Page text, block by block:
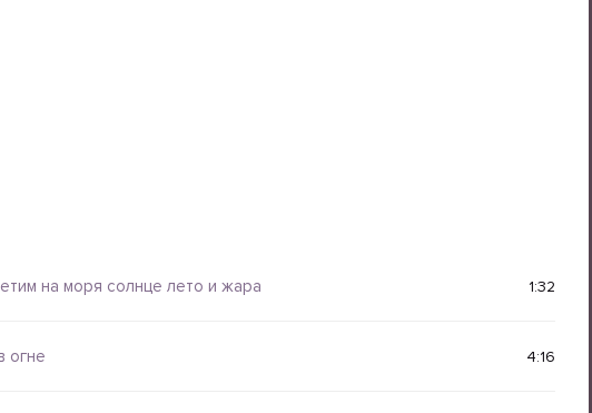
на моря солнце лето и жара 1:32
огне 4:16